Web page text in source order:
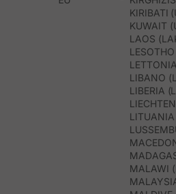
KIRIBATI
KUWAIT
LAOS
LIBERIA
LITUANIA
MALAWI